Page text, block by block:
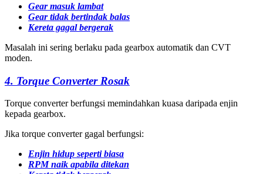
Gear masuk lambat
Gear tidak bertindak balas
Kereta gagal bergerak
Masalah ini sering berlaku pada gearbox automatik dan CVT
moden.
4. Torque Converter Rosak
Torque converter berfungsi memindahkan kuasa daripada enjin
kepada gearbox.
Jika torque converter gagal berfungsi:
Enjin hidup seperti biasa
RPM naik apabila ditekan